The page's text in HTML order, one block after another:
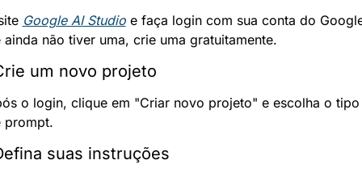
Google AI Studio e faça login com sua conta do
ainda não tiver uma, crie uma gratuitamente.
um novo projeto
o login, clique em "Criar novo projeto" e escolha o tipo
prompt.
suas instruções